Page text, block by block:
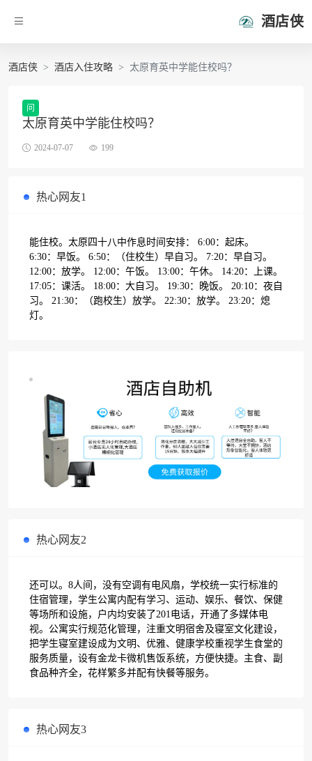
酒店侠
酒店侠 酒店入住攻略 太原育英中学能住校吗？
问
太原育英中学能住校吗？
2024-07-07 199
热心网友1
能住校。太原四十八中作息时间安排： 6:00：起床。
6:30：早饭。 6:50：（住校生）早自习。 7:20：早自习。
12:00：放学。 12:00：午饭。 13:00：午休。 14:20：上课。
17:05：课活。 18:00：大自习。 19:30：晚饭。 20:10：夜自
习。 21:30：（跑校生）放学。 22:30：放学。 23:20：熄
灯。
热心网友2
还可以。8人间，没有空调有电风扇，学校统一实行标准的
住宿管理，学生公寓内配有学习、运动、娱乐、餐饮、保健
等场所和设施，户内均安装了201电话，开通了多媒体电
视。公寓实行规范化管理，注重文明宿舍及寝室文化建设，
把学生寝室建设成为文明、优雅、健康学校重视学生食堂的
服务质量，设有金龙卡微机售饭系统，方便快捷。主食、副
食品种齐全，花样繁多并配有快餐等服务。
热心网友3